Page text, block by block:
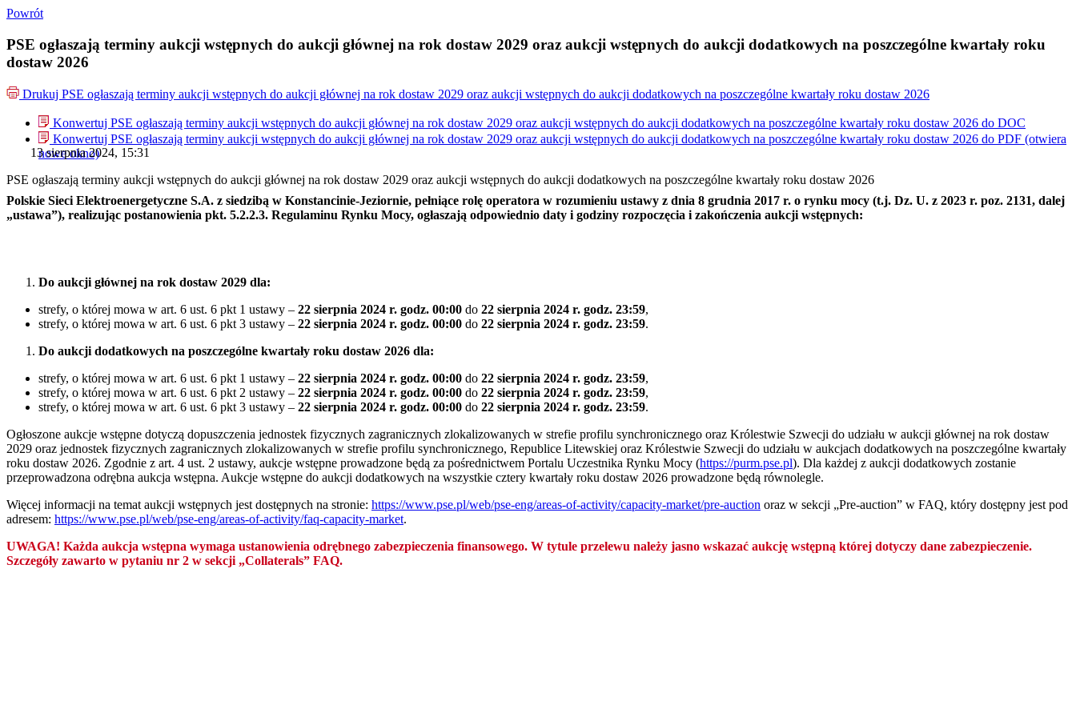
Powrót
PSE ogłaszają terminy aukcji wstępnych do aukcji głównej na rok dostaw 2029 oraz aukcji wstępnych do aukcji dodatkowych na poszczególne kwartały roku
dostaw 2026
Drukuj PSE ogłaszają terminy aukcji wstępnych do aukcji głównej na rok dostaw 2029 oraz aukcji wstępnych do aukcji dodatkowych na poszczególne kwartały roku dostaw 2026
Konwertuj PSE ogłaszają terminy aukcji wstępnych do aukcji głównej na rok dostaw 2029 oraz aukcji wstępnych do aukcji dodatkowych na poszczególne kwartały roku dostaw 2026 do DOC
Konwertuj PSE ogłaszają terminy aukcji wstępnych do aukcji głównej na rok dostaw 2029 oraz aukcji wstępnych do aukcji dodatkowych na poszczególne kwartały roku dostaw 2026 do PDF (otwiera
nowe okno)
13 sierpnia 2024, 15:31
PSE ogłaszają terminy aukcji wstępnych do aukcji głównej na rok dostaw 2029 oraz aukcji wstępnych do aukcji dodatkowych na poszczególne kwartały roku dostaw 2026
Polskie Sieci Elektroenergetyczne S.A. z siedzibą w Konstancinie-Jeziornie, pełniące rolę operatora w rozumieniu ustawy z dnia 8 grudnia 2017 r. o rynku mocy (t.j. Dz. U. z 2023 r. poz. 2131, dalej
„ustawa”), realizując postanowienia pkt. 5.2.2.3. Regulaminu Rynku Mocy, ogłaszają odpowiednio daty i godziny rozpoczęcia i zakończenia aukcji wstępnych:
Do aukcji głównej na rok dostaw 2029 dla:
strefy, o której mowa w art. 6 ust. 6 pkt 1 ustawy – 22 sierpnia 2024 r. godz. 00:00 do 22 sierpnia 2024 r. godz. 23:59,
strefy, o której mowa w art. 6 ust. 6 pkt 3 ustawy – 22 sierpnia 2024 r. godz. 00:00 do 22 sierpnia 2024 r. godz. 23:59.
Do aukcji dodatkowych na poszczególne kwartały roku dostaw 2026 dla:
strefy, o której mowa w art. 6 ust. 6 pkt 1 ustawy – 22 sierpnia 2024 r. godz. 00:00 do 22 sierpnia 2024 r. godz. 23:59,
strefy, o której mowa w art. 6 ust. 6 pkt 2 ustawy – 22 sierpnia 2024 r. godz. 00:00 do 22 sierpnia 2024 r. godz. 23:59,
strefy, o której mowa w art. 6 ust. 6 pkt 3 ustawy – 22 sierpnia 2024 r. godz. 00:00 do 22 sierpnia 2024 r. godz. 23:59.
Ogłoszone aukcje wstępne dotyczą dopuszczenia jednostek fizycznych zagranicznych zlokalizowanych w strefie profilu synchronicznego oraz Królestwie Szwecji do udziału w aukcji głównej na rok dostaw
2029 oraz jednostek fizycznych zagranicznych zlokalizowanych w strefie profilu synchronicznego, Republice Litewskiej oraz Królestwie Szwecji do udziału w aukcjach dodatkowych na poszczególne kwartały
roku dostaw 2026. Zgodnie z art. 4 ust. 2 ustawy, aukcje wstępne prowadzone będą za pośrednictwem Portalu Uczestnika Rynku Mocy (https://purm.pse.pl). Dla każdej z aukcji dodatkowych zostanie
przeprowadzona odrębna aukcja wstępna. Aukcje wstępne do aukcji dodatkowych na wszystkie cztery kwartały roku dostaw 2026 prowadzone będą równolegle.
Więcej informacji na temat aukcji wstępnych jest dostępnych na stronie: https://www.pse.pl/web/pse-eng/areas-of-activity/capacity-market/pre-auction oraz w sekcji „Pre-auction” w FAQ, który dostępny jest pod
adresem: https://www.pse.pl/web/pse-eng/areas-of-activity/faq-capacity-market.
UWAGA! Każda aukcja wstępna wymaga ustanowienia odrębnego zabezpieczenia finansowego. W tytule przelewu należy jasno wskazać aukcję wstępną której dotyczy dane zabezpieczenie.
Szczegóły zawarto w pytaniu nr 2 w sekcji „Collaterals” FAQ.